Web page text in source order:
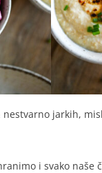
jarkih,
i svako naše